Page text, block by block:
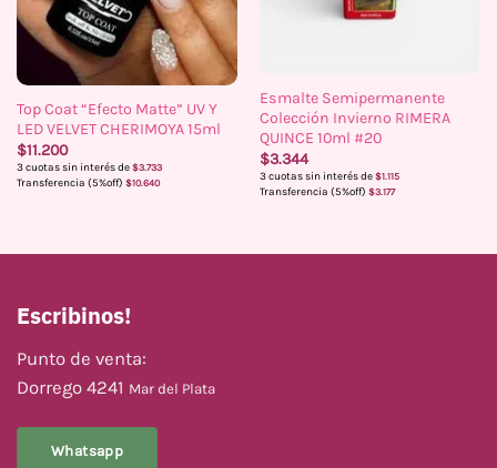
Top Coat “Efecto Matte” UV Y
LED VELVET CHERIMOYA 15ml
$11.200
3 cuotas sin interés de $3.733
Transferencia (5%off) $10.640
Esmalte Semipermanente
Colección Invierno RIMERA
QUINCE 10ml #20
$3.344
3 cuotas sin interés de $1.115
Transferencia (5%off) $3.177
Escribinos!
Punto de venta:
Dorrego 4241 Mar del Plata
Whatsapp